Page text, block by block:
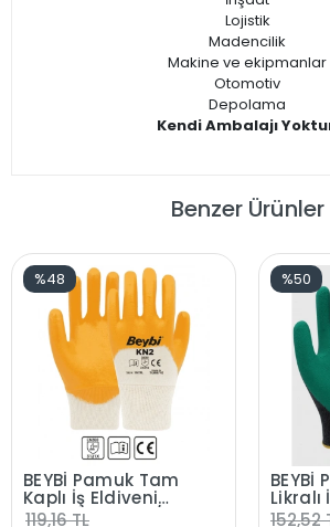
Lojistik
Madencilik
Makine ve ekipmanlar
Otomotiv
Depolama
Kendi Ambalajı
Benzer Ürünler
%48
BEYBİ Pamuk Tam
Kaplı İş Eldiveni
Sarı KN2 NO:10 / XL
119,16 TL
%50
BEYBİ
Lateks
152,52